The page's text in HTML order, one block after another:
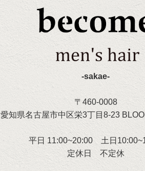
-sakae-
〒460-0008
愛知県名古屋市中区栄3丁目8-23
平日 11:00~20:00 土日
定休日 不定休